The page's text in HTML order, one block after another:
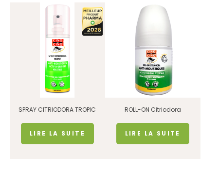
SPRAY CITRIODORA TROPIC
LIRE LA SUITE
ROLL-ON Citriodora
LIRE LA SUITE